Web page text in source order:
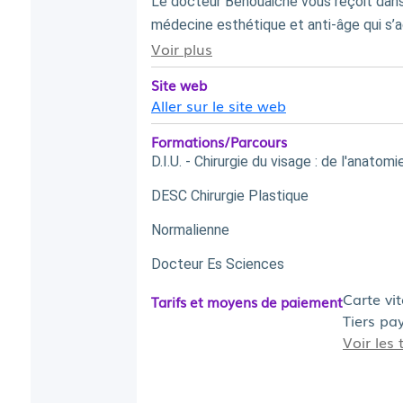
médecine esthétique et anti-âge qui
Communiquer et comprendre, garantir
des soins médicaux, tels sont les
chirurgie du bonheur ! Après neuf ans
professeur Couly dans le service de
Paris, le docteur Benouaiche est
l'enfant. Le docteur Benouaiche
contre les signes du vieillissement.
Voir plus
Site web
Aller sur le site web
Formations/Parcours
D.I.U. - Chirurgie du visage : de
DESC Chirurgie Plastique
Normalienne
Docteur Es Sciences
Tarifs et moyens de paiementCarte
Tiers
Voir les